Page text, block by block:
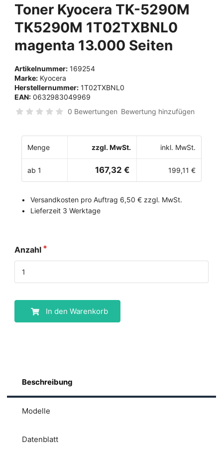
Toner Kyocera TK-5290M
TK5290M 1T02TXBNL0
magenta 13.000 Seiten
Artikelnummer: 169254
Marke: Kyocera
Herstellernummer: 1T02TXBNL0
EAN: 0632983049969
0 Bewertungen Bewertung hinzufügen
Menge zzgl. MwSt. inkl. MwSt.
ab 1 167,32 € 199,11 €
Versandkosten pro Auftrag 6,50 € zzgl. MwSt.
Lieferzeit 3 Werktage
Anzahl
In den Warenkorb
Beschreibung
Modelle
Datenblatt